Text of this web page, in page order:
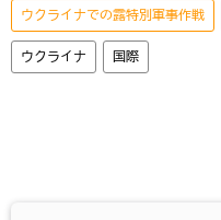
ウクライナでの露特別軍事作戦
ウクライナ 国際